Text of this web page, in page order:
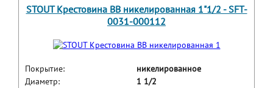
STOUT Крестовина ВВ никелированная 1"1/2 - SFT-
0031-000112
Покрытие:
никелированное
Диаметр:
1 1/2